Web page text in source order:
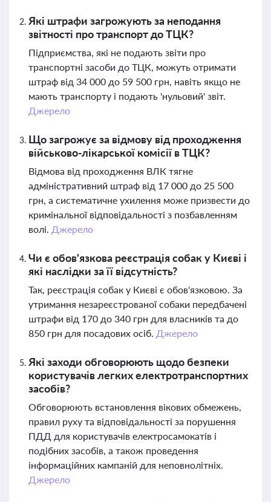
Які штрафи загрожують за неподання
звітності про транспорт до ТЦК?
Підприємства, які не подають звіти про
транспортні засоби до ТЦК, можуть отримати
штраф від 34 000 до 59 500 грн, навіть якщо не
мають транспорту і подають 'нульовий' звіт.
Джерело
Що загрожує за відмову від проходження
військово-лікарської комісії в ТЦК?
Відмова від проходження ВЛК тягне
адміністративний штраф від 17 000 до 25 500
грн, а систематичне ухилення може призвести до
кримінальної відповідальності з позбавленням
волі. Джерело
Чи є обов'язкова реєстрація собак у Києві і
які наслідки за її відсутність?
Так, реєстрація собак у Києві є обов'язковою. За
утримання незареєстрованої собаки передбачені
штрафи від 170 до 340 грн для власників та до
850 грн для посадових осіб. Джерело
Які заходи обговорюють щодо безпеки
користувачів легких електротранспортних
засобів?
Обговорюють встановлення вікових обмежень,
правил руху та відповідальності за порушення
ПДД для користувачів електросамокатів і
подібних засобів, а також проведення
інформаційних кампаній для неповнолітніх.
Джерело